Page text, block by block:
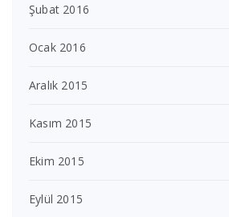
Şubat 2016
Ocak 2016
Aralık 2015
Kasım 2015
Ekim 2015
Eylül 2015